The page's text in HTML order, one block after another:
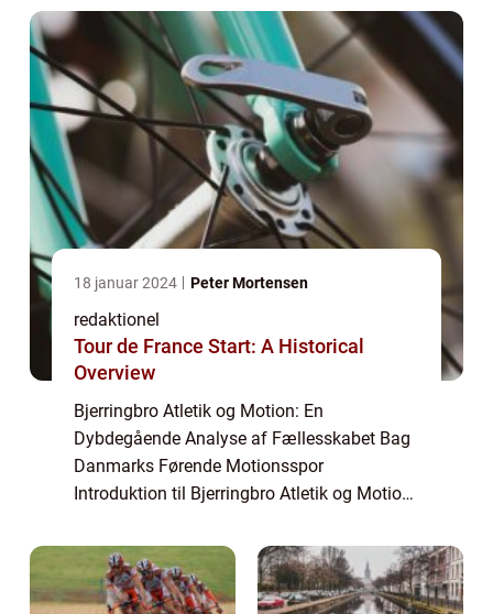
charmerende by Bjerringb...
18 januar 2024 Peter Mortensen
redaktionel
Tour de France Start: A Historical
Overview
Bjerringbro Atletik og Motion: En
Dybdegående Analyse af Fællesskabet Bag
Danmarks Førende Motionsspor
Introduktion til Bjerringbro Atletik og Motion
blomstrende fællesskab beliggende i den
charmerende by Bjerringb...